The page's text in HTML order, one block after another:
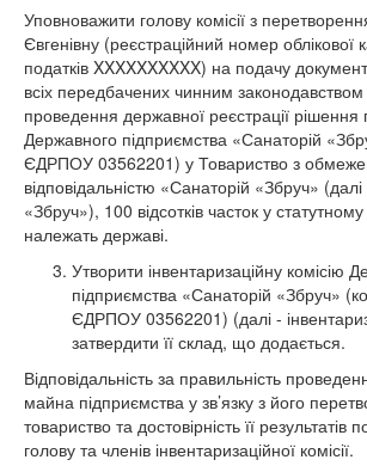
Уповноважити голову комісії з
Євгенівну (реєстраційний номер облікової
податків XXXXXXXXXX) на подачу
всіх передбачених чинним законодавством
проведення державної реєстрації
Державного підприємства «Санаторій
ЄДРПОУ 03562201) у Товариство з
відповідальністю «Санаторій «Збруч»
«Збруч»), 100 відсотків часток у статутному
належать державі.
Утворити інвентаризаційну комісію
підприємства «Санаторій «Збруч»
ЄДРПОУ 03562201) (далі -
затвердити її склад, що додається.
Відповідальність за правильність
майна підприємства у зв’язку з його
товариство та достовірність її результатів
голову та членів інвентаризаційної комісії.